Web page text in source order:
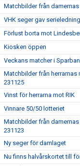
Matchbilder från
VHK seger gav serieledning
Förlust borta mot
Kiosken öppen
Veckans matcher i
Matchbilder från
231125
Vinst för herrarna mot RIK
Vinnare 50/50 lotteriet
Matchbilder från damernas
231123
Ny seger för damlaget
Nu finns halvårskortet till